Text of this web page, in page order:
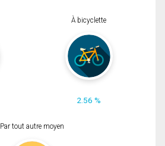
À bicyclette
2.56 %
Par tout autre moyen